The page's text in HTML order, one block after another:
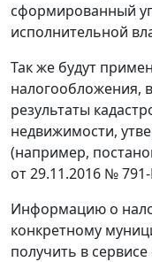
сформированный
исполнительной
Так же будут
налогообложения,
результаты
недвижимости,
(например,
от 29.11.2016 №
Информацию о
конкретному
получить в